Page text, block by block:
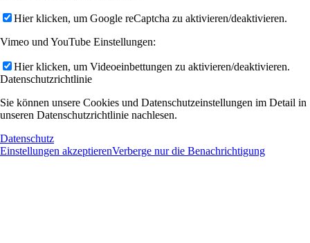
Hier klicken, um Google reCaptcha zu aktivieren/deaktivieren.
Vimeo und YouTube Einstellungen:
Hier klicken, um Videoeinbettungen zu aktivieren/deaktivieren.
Datenschutzrichtlinie
Sie können unsere Cookies und Datenschutzeinstellungen im Detail in
unseren Datenschutzrichtlinie nachlesen.
Datenschutz
Einstellungen akzeptierenVerberge nur die Benachrichtigung